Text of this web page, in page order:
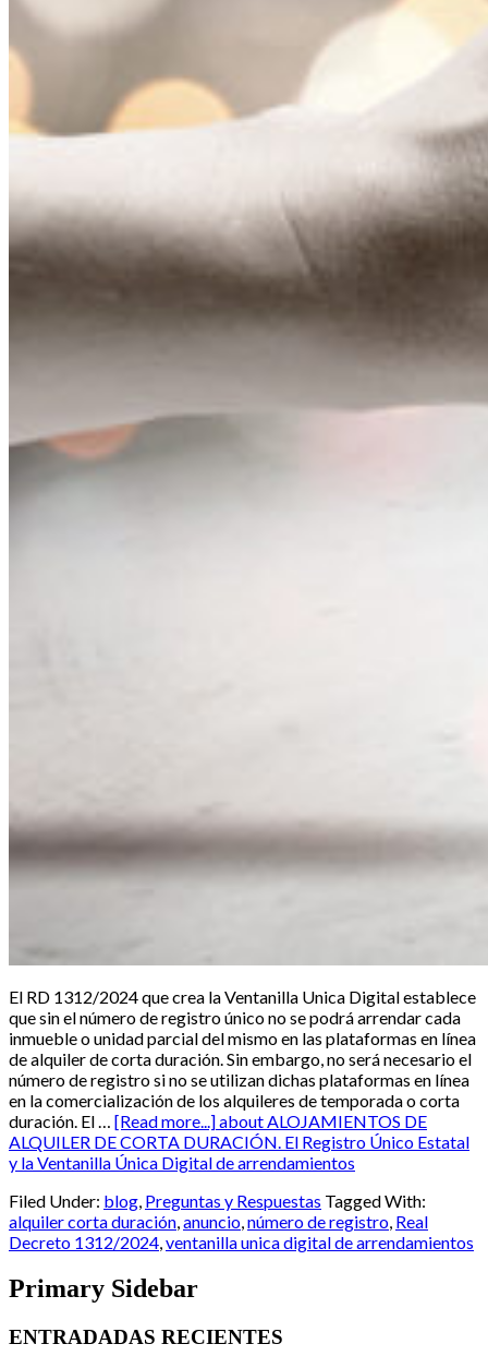
El RD 1312/2024 que crea la Ventanilla Unica Digital establece
que sin el número de registro único no se podrá arrendar cada
inmueble o unidad parcial del mismo en las plataformas en línea
de alquiler de corta duración. Sin embargo, no será necesario el
número de registro si no se utilizan dichas plataformas en línea
en la comercialización de los alquileres de temporada o corta
duración. El … [Read more...]about ALOJAMIENTOS DE
ALQUILER DE CORTA DURACIÓN. El Registro Único Estatal
y la Ventanilla Única Digital de arrendamientos
Filed Under: blog Preguntas y Respuestas Tagged With:
alquiler corta duración anuncio número de registro Real
Decreto 1312/2024 ventanilla unica digital de arrendamientos
Primary Sidebar
ENTRADADAS RECIENTES